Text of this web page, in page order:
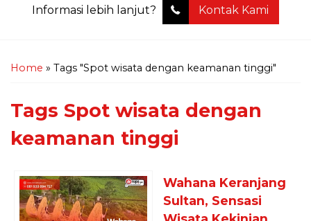
Informasi lebih lanjut? Kontak Kami
Home » Tags "Spot wisata dengan keamanan tinggi"
Tags Spot wisata dengan
keamanan tinggi
Wahana Keranjang
Sultan, Sensasi